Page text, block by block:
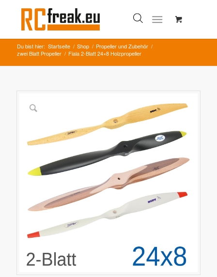
Du bist hier: Startseite / Shop / Propeller und Zubehör /
zwei Blatt Propeller / Fiala 2-Blatt 24×8 Holzpropeller